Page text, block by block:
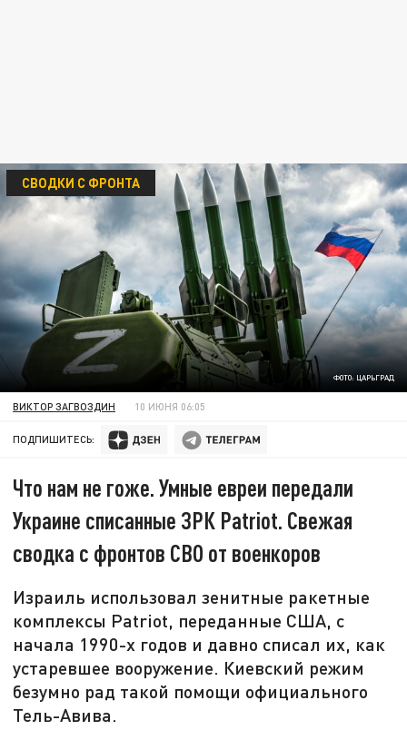
ФОТО: ЦАРЬГРАД
СВОДКИ С ФРОНТА
ВИКТОР ЗАГВОЗДИН 10 ИЮНЯ 06:05
ПОДПИШИТЕСЬ:
Что нам не гоже. Умные евреи передали
Украине списанные ЗРК Раtriot. Свежая
сводка с фронтов СВО от военкоров
Израиль использовал зенитные ракетные
комплексы Раtriot, переданные США, с
начала 1990-х годов и давно списал их, как
устаревшее вооружение. Киевский режим
безумно рад такой помощи официального
Тель-Авива.